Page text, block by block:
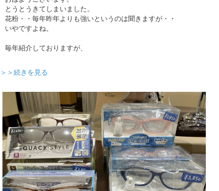
とうとうきてしまいました。
花粉・・毎年昨年よりも強いというのは聞きますが・・
いやですよね。
毎年紹介しておりますが、
＞＞続きを見る